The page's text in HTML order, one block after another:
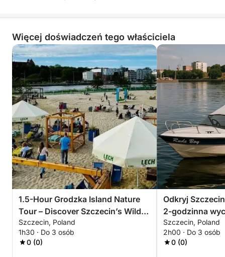
okno na duszę miasta.
aby zwiedzić Wyspę Jaskółczą z wody.
Zarezerwuj wycieczkę już dziś i odkryj ukryty
przemysłowy urok Szczecina jak nigdy dotąd.
Więcej doświadczeń tego właściciela
1.5-Hour Grodzka Island Nature
Tour – Discover Szczecin’s Wild
Side
Szczecin, Poland
1h30 · Do 3 osób
0 (0)
Odkryj
2-godzinna
wyspie
Szczecin, Poland
2h00 · Do 3 osób
0 (0)